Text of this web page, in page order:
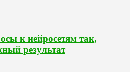
к нейросетям так,
результат